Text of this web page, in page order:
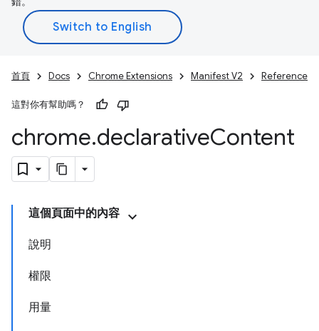
首頁 Docs Chrome Extensions Manifest V2 Reference
這對你有幫助嗎？
chrome.declarativeContent
這個頁面中的內容
說明
權限
用量